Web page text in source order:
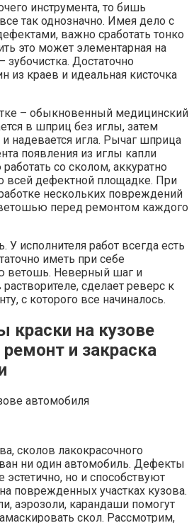
инструмента, то бишь
так однозначно. Имея дело с
важно сработать тонко
это может элементарная на
Достаточно
из краев и идеальная кисточка
– обыкновенный медицинский
в шприц без иглы, затем
и надевается игла. Рычаг шприца
появления из иглы капли
со сколом, аккуратно
всей дефектной площадке. При
нескольких повреждений
ветошью перед ремонтом каждого
У исполнителя работ всегда есть
иметь при себе
ветошь. Неверный шаг и
сделает реверс к
с которого все начиналось.
краски на кузове
и закраска
сколов лакокрасочного
ни один автомобиль. Дефекты
эстетично, но и способствуют
поврежденных участках кузова.
аэрозоли, карандаши помогут
скол. Рассмотрим,